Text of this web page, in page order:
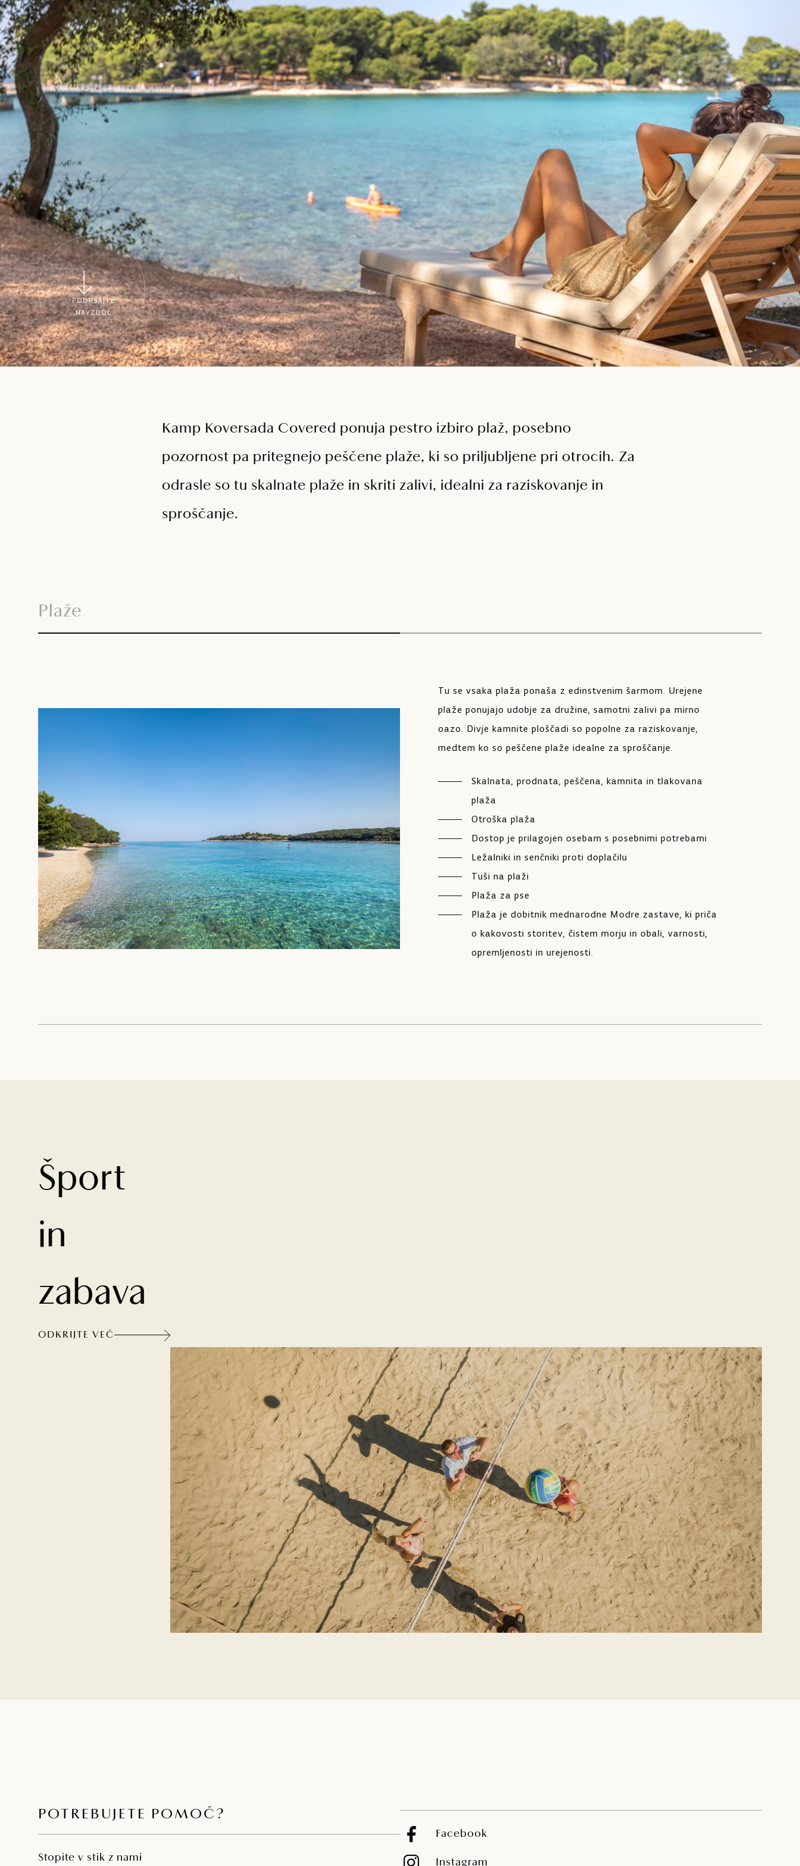
PODRSAJTE
NAVZDOL
Kamp Koversada Covered ponuja pestro izbiro plaž, posebno
pozornost pa pritegnejo peščene plaže, ki so priljubljene pri otrocih. Za
odrasle so tu skalnate plaže in skriti zalivi, idealni za raziskovanje in
sproščanje.
Plaže
Tu se vsaka plaža ponaša z edinstvenim šarmom. Urejene
plaže ponujajo udobje za družine, samotni zalivi pa mirno
oazo. Divje kamnite ploščadi so popolne za raziskovanje,
medtem ko so peščene plaže idealne za sproščanje.
Skalnata, prodnata, peščena, kamnita in tlakovana
plaža
Otroška plaža
Dostop je prilagojen osebam s posebnimi potrebami
Ležalniki in senčniki proti doplačilu
Tuši na plaži
Plaža za pse
Plaža je dobitnik mednarodne Modre zastave, ki priča
o kakovosti storitev, čistem morju in obali, varnosti,
opremljenosti in urejenosti.
Šport
in
zabava
ODKRIJTE VEČ
POTREBUJETE POMOČ?
Stopite v stik z nami
Facebook
Instagram